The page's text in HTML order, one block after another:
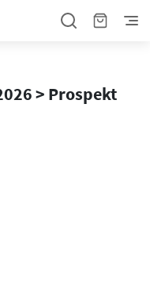
> Prospekt